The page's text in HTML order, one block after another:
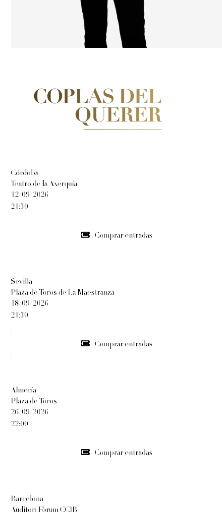
Córdoba
Teatro de la Axerquía
12/09/2026
21:30
Comprar entradas
Sevilla
Plaza de Toros de La Maestranza
18/09/2026
21:30
Comprar entradas
Almería
Plaza de Toros
26/09/2026
22:00
Comprar entradas
Barcelona
Auditori Fòrum CCIB